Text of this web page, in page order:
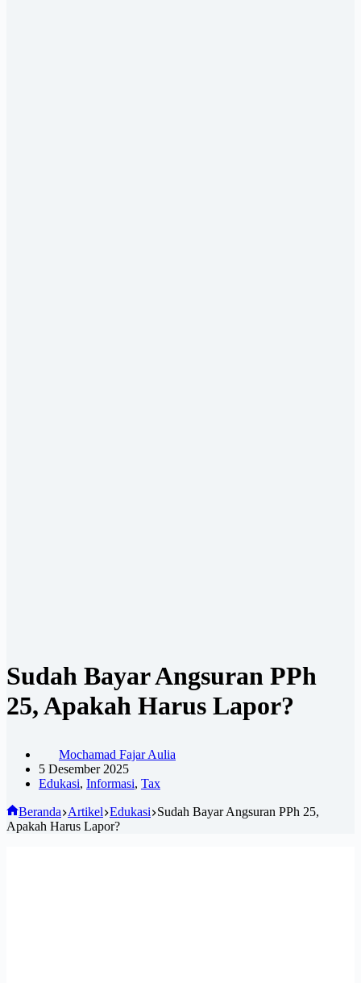
Sudah Bayar Angsuran PPh
25, Apakah Harus Lapor?
Mochamad Fajar Aulia
5 Desember 2025
Edukasi, Informasi, Tax
Beranda Artikel Edukasi Sudah Bayar Angsuran PPh 25,
Apakah Harus Lapor?